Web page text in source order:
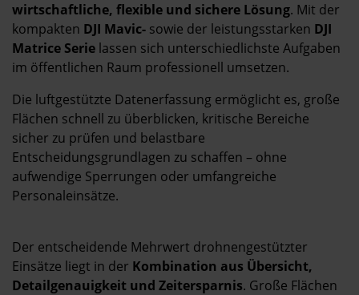
Kontakt
wirtschaftliche, flexible und sichere Lösung. Mit der
kompakten DJI Mavic- sowie der leistungsstarken DJI
Matrice Serie lassen sich unterschiedlichste Aufgaben
im öffentlichen Raum professionell umsetzen.
Die luftgestützte Datenerfassung ermöglicht es, große
Flächen schnell zu überblicken, kritische Bereiche
sicher zu prüfen und belastbare
Entscheidungsgrundlagen zu schaffen – ohne
aufwendige Sperrungen oder umfangreiche
Personaleinsätze.
Der entscheidende Mehrwert drohnengestützter
Einsätze liegt in der Kombination aus Übersicht,
Detailgenauigkeit und Zeitersparnis. Große Flächen